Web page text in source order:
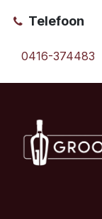
Telefoon
0416-374483